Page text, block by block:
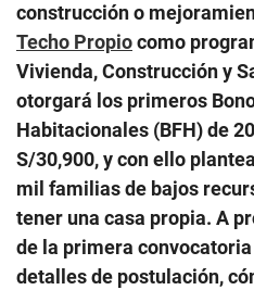
construcción o
Techo Propiocomo
Vivienda, Construcción y
otorgará los primeros
Habitacionales (BFH) de
S/30,900, y con ello
mil familias de bajos
tener una casa propia. A
de la primera
detalles de postulación,